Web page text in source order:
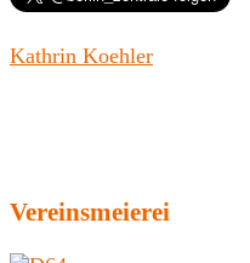
Kathrin Koehler
Vereinsmeierei